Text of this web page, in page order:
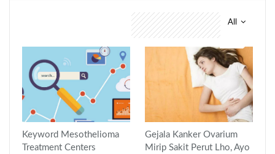
All
Keyword Mesothelioma
Treatment Centers
Gejala Kanker Ovarium
Mirip Sakit Perut Lho, Ayo